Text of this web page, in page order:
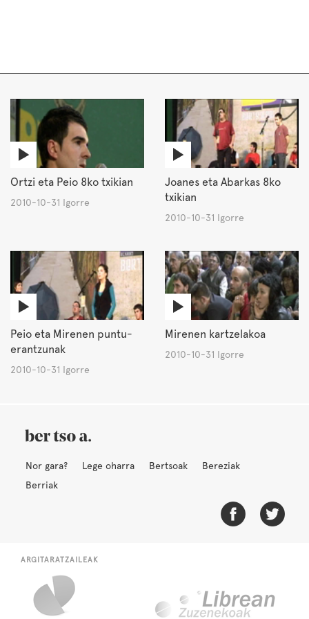
Ortzi eta Peio 8ko txikian
2010-10-31 Igorre
Joanes eta Abarkas 8ko
txikian
2010-10-31 Igorre
Peio eta Mirenen puntu-
erantzunak
2010-10-31 Igorre
Mirenen kartzelakoa
2010-10-31 Igorre
Nor gara? Lege oharra Bertsoak
Bereziak
Berriak
ARGITARATZAILEAK